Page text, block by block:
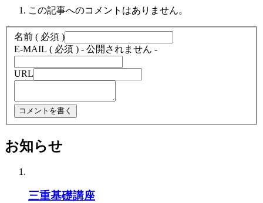
この記事へのコメントはありません。
名前 ( 必須 )
E-MAIL ( 必須 ) - 公開されません -
URL
お知らせ
三重基礎講座